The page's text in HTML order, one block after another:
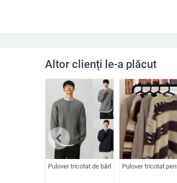
Altor clienți le-a plăcut
Pulover tricotat de bărbați, mâneci lungi,
Pulover tricotat
chevron_left